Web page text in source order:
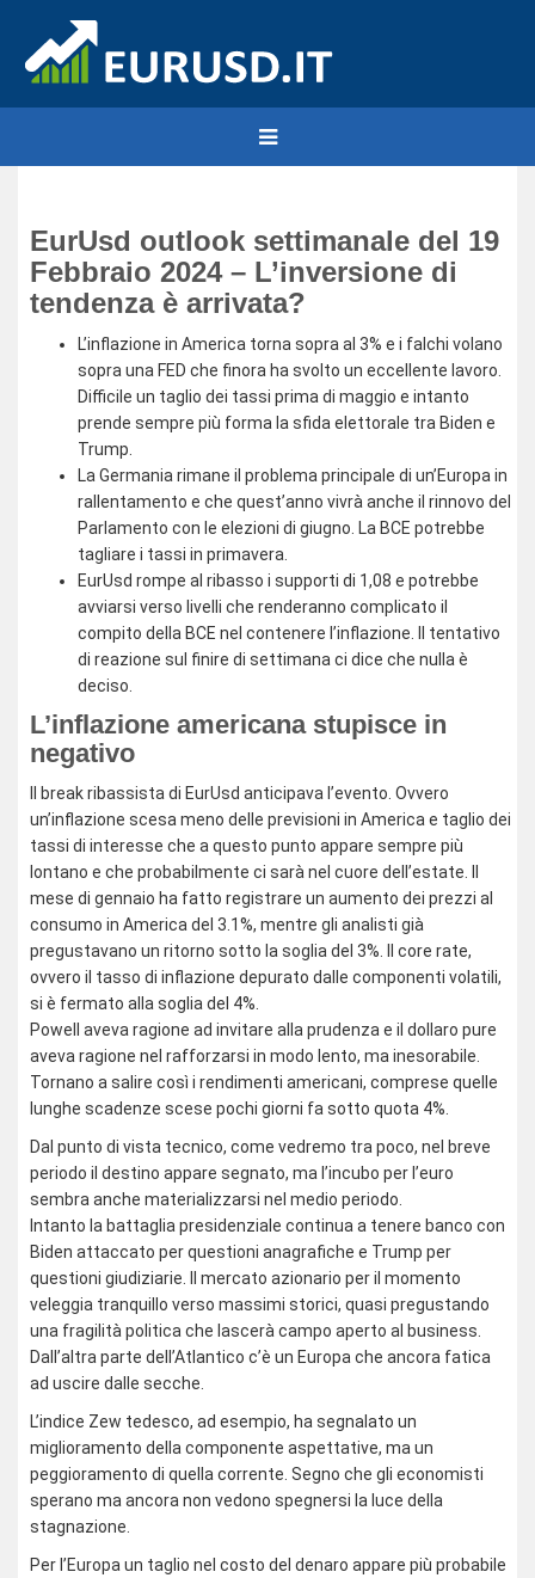
EurUsd outlook settimanale del 19
Febbraio 2024 – L’inversione di
tendenza è arrivata?
L’inflazione in America torna sopra al 3% e i falchi volano
sopra una FED che finora ha svolto un eccellente lavoro.
Difficile un taglio dei tassi prima di maggio e intanto
prende sempre più forma la sfida elettorale tra Biden e
Trump.
La Germania rimane il problema principale di un’Europa in
rallentamento e che quest’anno vivrà anche il rinnovo del
Parlamento con le elezioni di giugno. La BCE potrebbe
tagliare i tassi in primavera.
EurUsd rompe al ribasso i supporti di 1,08 e potrebbe
avviarsi verso livelli che renderanno complicato il
compito della BCE nel contenere l’inflazione. Il tentativo
di reazione sul finire di settimana ci dice che nulla è
deciso.
L’inflazione americana stupisce in
negativo
Il break ribassista di EurUsd anticipava l’evento. Ovvero
un’inflazione scesa meno delle previsioni in America e taglio dei
tassi di interesse che a questo punto appare sempre più
lontano e che probabilmente ci sarà nel cuore dell’estate. Il
mese di gennaio ha fatto registrare un aumento dei prezzi al
consumo in America del 3.1%, mentre gli analisti già
pregustavano un ritorno sotto la soglia del 3%. Il core rate,
ovvero il tasso di inflazione depurato dalle componenti volatili,
si è fermato alla soglia del 4%.
Powell aveva ragione ad invitare alla prudenza e il dollaro pure
aveva ragione nel rafforzarsi in modo lento, ma inesorabile.
Tornano a salire così i rendimenti americani, comprese quelle
lunghe scadenze scese pochi giorni fa sotto quota 4%.
Dal punto di vista tecnico, come vedremo tra poco, nel breve
periodo il destino appare segnato, ma l’incubo per l’euro
sembra anche materializzarsi nel medio periodo.
Intanto la battaglia presidenziale continua a tenere banco con
Biden attaccato per questioni anagrafiche e Trump per
questioni giudiziarie. Il mercato azionario per il momento
veleggia tranquillo verso massimi storici, quasi pregustando
una fragilità politica che lascerà campo aperto al business.
Dall’altra parte dell’Atlantico c’è un Europa che ancora fatica
ad uscire dalle secche.
L’indice Zew tedesco, ad esempio, ha segnalato un
miglioramento della componente aspettative, ma un
peggioramento di quella corrente. Segno che gli economisti
sperano ma ancora non vedono spegnersi la luce della
stagnazione.
Per l’Europa un taglio nel costo del denaro appare più probabile